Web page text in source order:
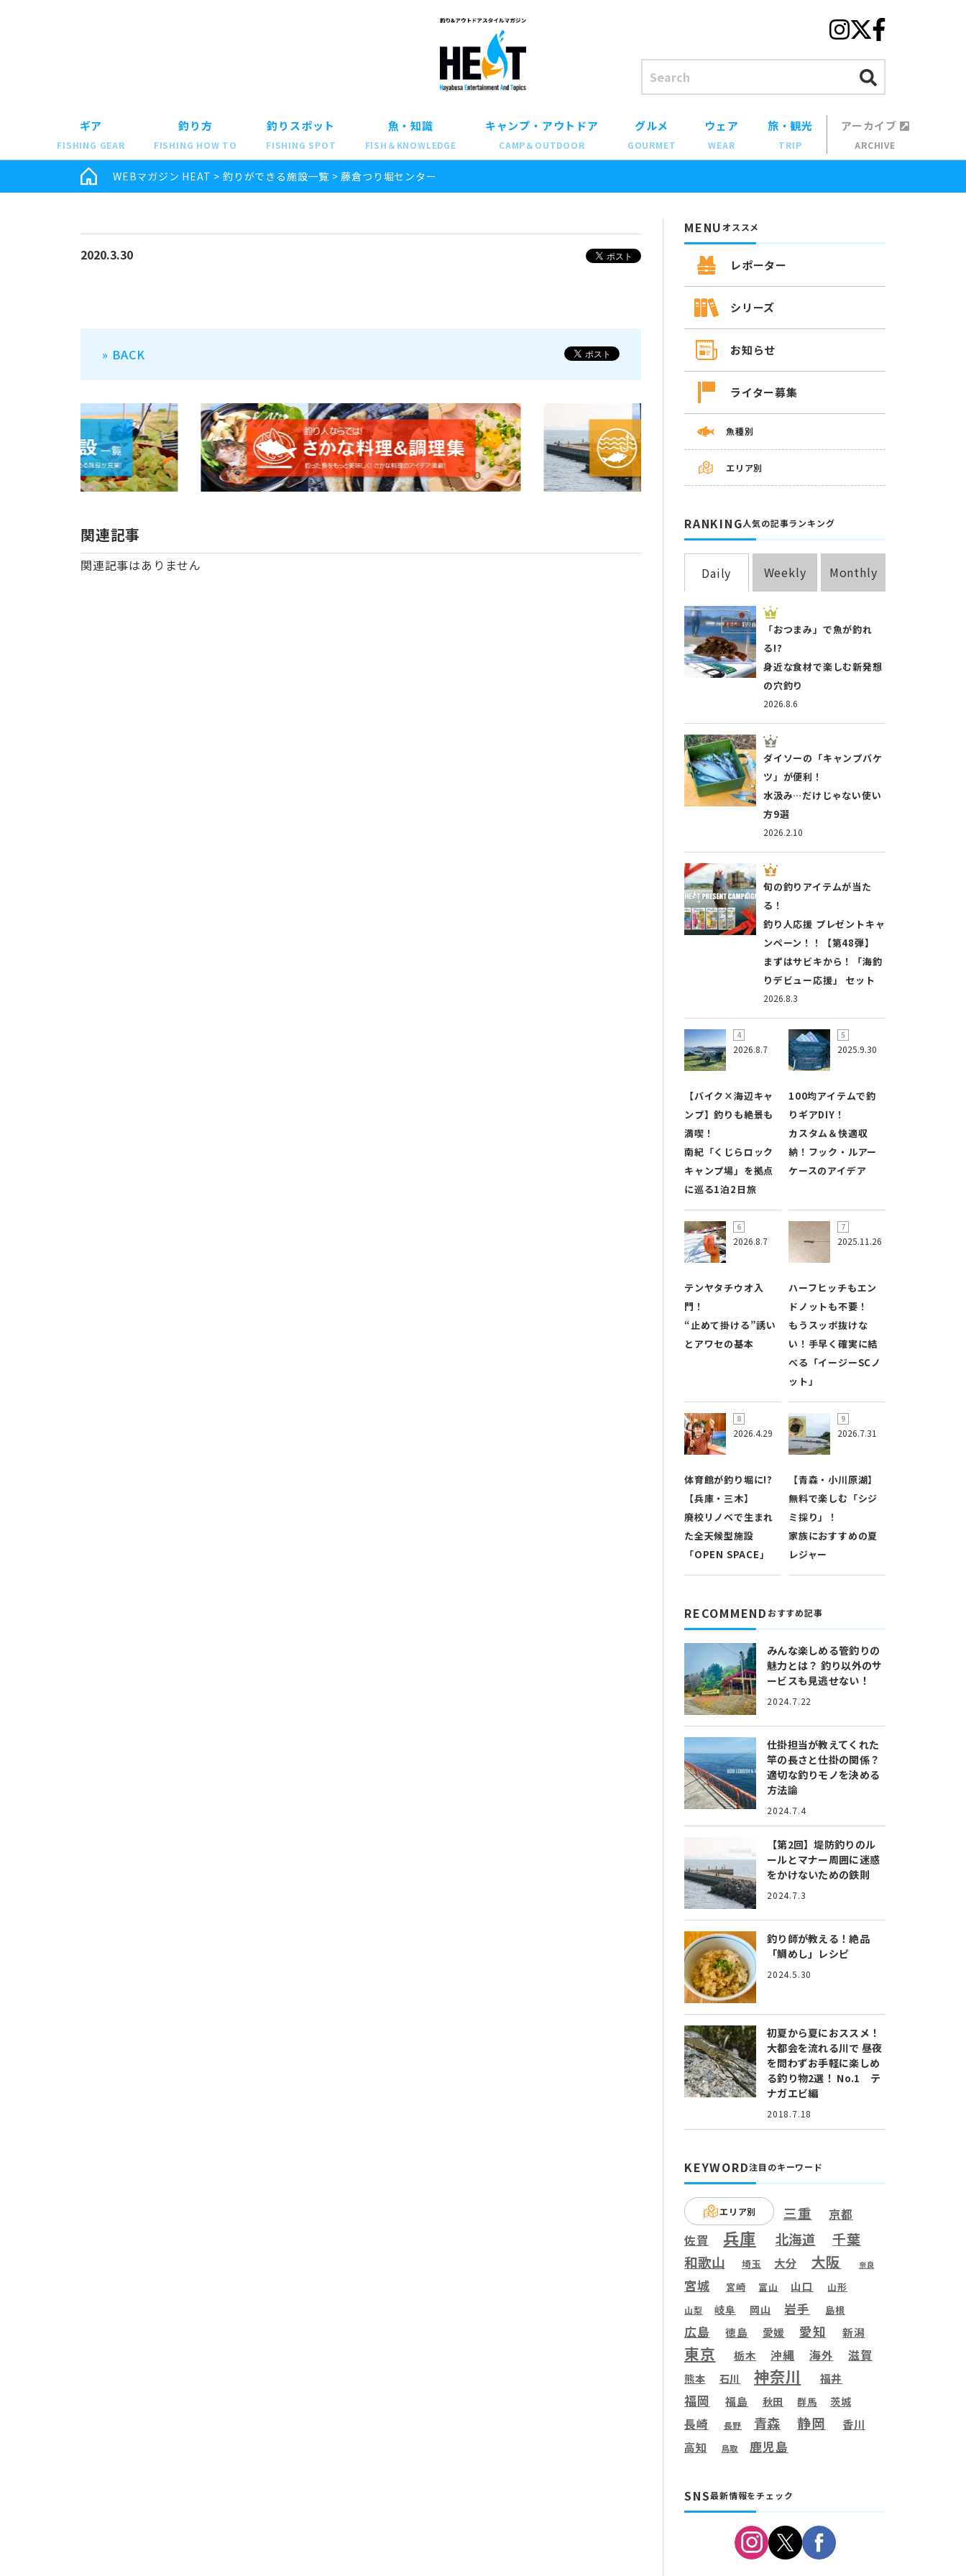
ギア
FISHING GEAR
釣り方
FISHING HOW TO
釣りスポット
FISHING SPOT
魚・知識
FISH＆KNOWLEDGE
キャンプ・アウトドア
CAMP＆OUTDOOR
グルメ
GOURMET
ウェア
WEAR
旅・観光
TRIP
アーカイブ
ARCHIVE
WEBマガジン HEAT >釣りができる施設一覧 >藤倉つり堀センター
2020.3.30
» BACK
関連記事
関連記事はありません
MENUオススメ
レポーター
シリーズ
お知らせ
ライター募集
魚種別
エリア別
RANKING人気の記事ランキング
Daily Weekly Monthly
2026.8.6
「おつまみ」で魚が釣れ
る!?
身近な食材で楽しむ新発想
の穴釣り
2026.2.10
ダイソーの「キャンプバケ
ツ」が便利！
水汲み…だけじゃない使い
方9選
2026.8.3
旬の釣りアイテムが当た
る！
釣り人応援 プレゼントキャ
ンペーン！！【第48弾】
まずはサビキから！「海釣
りデビュー応援」 セット
2026.8.7
【バイク×海辺キャ
ンプ】釣りも絶景も
満喫！
南紀「くじらロック
キャンプ場」を拠点
に巡る1泊2日旅
2025.9.30
100均アイテムで釣
りギアDIY！
カスタム＆快適収
納！フック・ルアー
ケースのアイデア
2026.8.7
テンヤタチウオ入
門！
“止めて掛ける”誘い
とアワセの基本
2025.11.26
ハーフヒッチもエン
ドノットも不要！
もうスッポ抜けな
い！手早く確実に結
べる「イージーSCノ
ット」
2026.4.29
体育館が釣り堀に!?
【兵庫・三木】
廃校リノベで生まれ
た全天候型施設
「OPEN SPACE」
2026.7.31
【青森・小川原湖】
無料で楽しむ「シジ
ミ採り」！
家族におすすめの夏
レジャー
RECOMMEND おすすめ記事
みんな楽しめる管釣りの
魅力とは？ 釣り以外のサ
ービスも見逃せない！
2024.7.22
仕掛担当が教えてくれた
竿の長さと仕掛の関係？
適切な釣りモノを決める
方法論
2024.7.4
【第2回】堤防釣りのル
ールとマナー周囲に迷惑
をかけないための鉄則
2024.7.3
釣り師が教える！絶品
「鯛めし」レシピ
2024.5.30
初夏から夏におススメ！
大都会を流れる川で 昼夜
を問わずお手軽に楽しめ
る釣り物2選！ No.1 テ
ナガエビ編
2018.7.18
KEYWORD注目のキーワード
エリア別 三重 京都
佐賀 兵庫 北海道 千葉
和歌山 埼玉 大分 大阪 奈良
宮城 宮崎 富山 山口 山形
山梨 岐阜 岡山 岩手 島根
広島 徳島 愛媛 愛知 新潟
東京 栃木 沖縄 海外 滋賀
熊本 石川 神奈川 福井
福岡 福島 秋田 群馬 茨城
長崎 長野 青森 静岡 香川
高知 鳥取 鹿児島
SNS最新情報をチェック